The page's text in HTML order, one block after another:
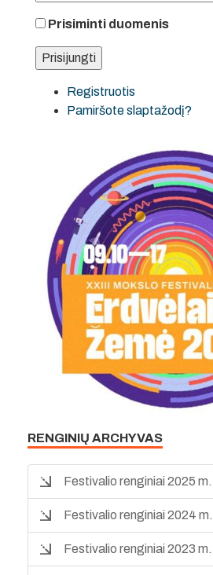
Prisiminti duomenis
Registruotis
Pamiršote slaptažodį?
RENGINIŲ ARCHYVAS
Festivalio renginiai 2025 m.
Festivalio renginiai 2024 m.
Festivalio renginiai 2023 m.